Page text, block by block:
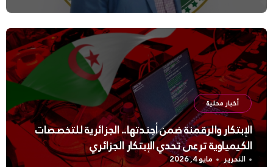
أخبار محلية
الإبتكار والرقمنة ضمن أجندتها.. الجزائرية للتخصصات
الكيمياوية ترعى تحدي الإبتكار الجزائري
التحرير مايو 4, 2026